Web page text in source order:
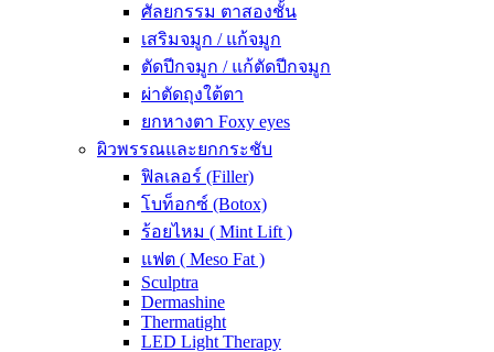
ศัลยกรรม ตาสองชั้น
เสริมจมูก / แก้จมูก
ตัดปีกจมูก / แก้ตัดปีกจมูก
ผ่าตัดถุงใต้ตา
ยกหางตา Foxy eyes
ผิวพรรณและยกกระชับ
ฟิลเลอร์ (Filler)
โบท็อกซ์ (Botox)
ร้อยไหม ( Mint Lift )
แฟต ( Meso Fat )
Sculptra
Dermashine
Thermatight
LED Light Therapy